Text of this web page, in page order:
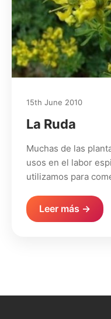
15th June 2010
La Ruda
Muchas de las
usos en el labor
utilizamos para
Leer más →